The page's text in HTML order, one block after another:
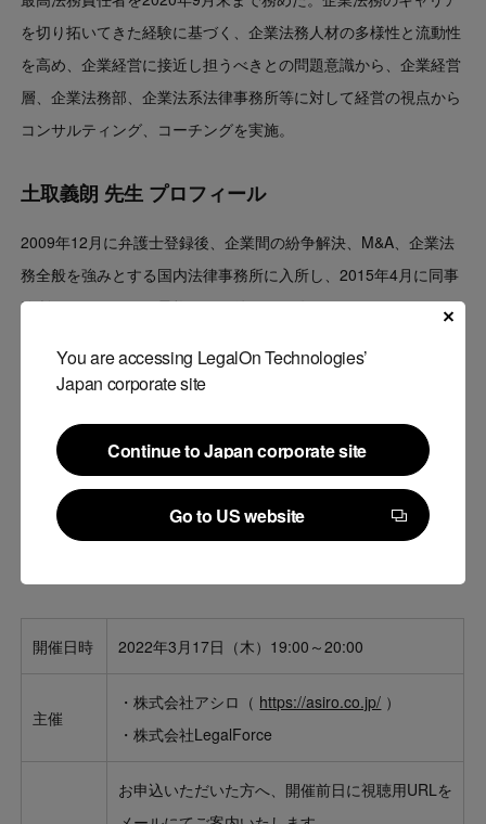
You are accessing LegalOn Technologies’
Japan corporate site
Continue to Japan corporate site
Continue to Japan corporate site
Go to US website
Go to US website
を切り拓いてきた経験に基づく、企業法務人材の多様性と流動性
を高め、企業経営に接近し担うべきとの問題意識から、企業経営
層、企業法務部、企業法系法律事務所等に対して経営の視点から
コンサルティング、コーチングを実施。
土取義朗 先生 プロフィール
2009年12月に弁護士登録後、企業間の紛争解決、M&A、企業法
務全般を強みとする国内法律事務所に入所し、2015年4月に同事
務所のパートナーに昇格。その後、2017年8月にOneAsia
の上場企業からスタートアップまで幅広いクライアントを対象と
財、労務などの企業法務全般を取り扱っている。また、対象業種
についても、エネルギー、金融、メーカー、商社、IT、不動産と
幅広い業種に対応可能。
開催日時 2022年3月17日（木）19:00～20:00
主催
・株式会社アシロ（ https://asiro.co.jp/ ）
・株式会社LegalForce
お申込いただいた方へ、開催前日に視聴用URLを